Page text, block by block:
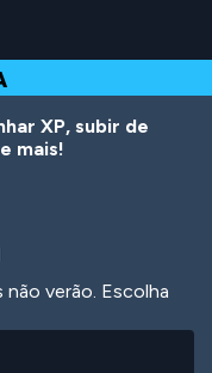
XP, subir de
mais!
verão. Escolha